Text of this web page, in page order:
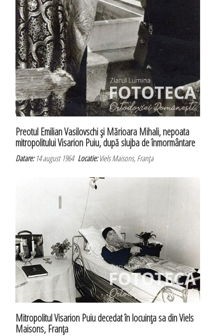
Preotul Emilian Vasilovschi şi Mărioara Mihali, nepoata
mitropolitului Visarion Puiu, după slujba de înmormântare
Datare:14 august 1964Locatie:Viels Maisons, Franţa
Mitropolitul Visarion Puiu decedat în locuinţa sa din Viels
Maisons, Franţa